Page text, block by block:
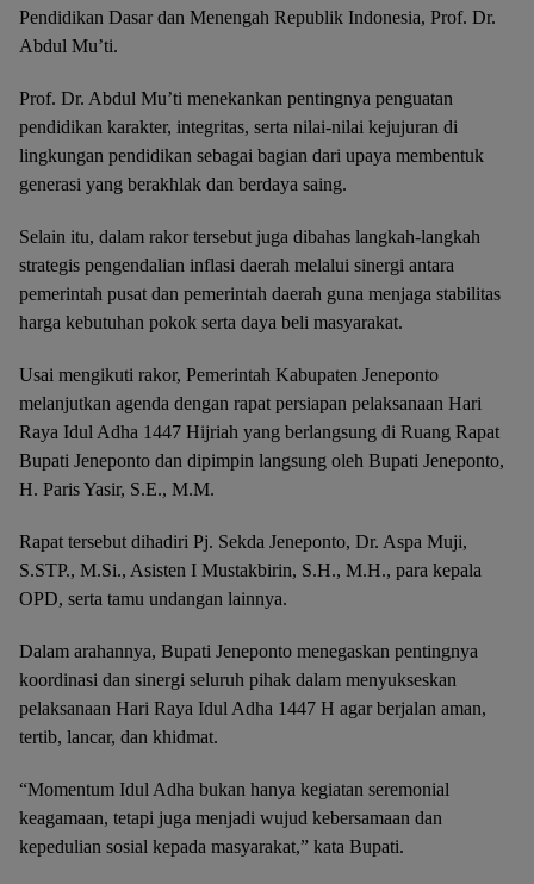
Pendidikan Dasar dan Menengah Republik Indonesia, Prof. Dr.
Abdul Mu’ti.
Prof. Dr. Abdul Mu’ti menekankan pentingnya penguatan
pendidikan karakter, integritas, serta nilai-nilai kejujuran di
lingkungan pendidikan sebagai bagian dari upaya membentuk
generasi yang berakhlak dan berdaya saing.
Selain itu, dalam rakor tersebut juga dibahas langkah-langkah
strategis pengendalian inflasi daerah melalui sinergi antara
pemerintah pusat dan pemerintah daerah guna menjaga stabilitas
harga kebutuhan pokok serta daya beli masyarakat.
Usai mengikuti rakor, Pemerintah Kabupaten Jeneponto
melanjutkan agenda dengan rapat persiapan pelaksanaan Hari
Raya Idul Adha 1447 Hijriah yang berlangsung di Ruang Rapat
Bupati Jeneponto dan dipimpin langsung oleh Bupati Jeneponto,
H. Paris Yasir, S.E., M.M.
Rapat tersebut dihadiri Pj. Sekda Jeneponto, Dr. Aspa Muji,
S.STP., M.Si., Asisten I Mustakbirin, S.H., M.H., para kepala
OPD, serta tamu undangan lainnya.
Dalam arahannya, Bupati Jeneponto menegaskan pentingnya
koordinasi dan sinergi seluruh pihak dalam menyukseskan
pelaksanaan Hari Raya Idul Adha 1447 H agar berjalan aman,
tertib, lancar, dan khidmat.
“Momentum Idul Adha bukan hanya kegiatan seremonial
keagamaan, tetapi juga menjadi wujud kebersamaan dan
kepedulian sosial kepada masyarakat,” kata Bupati.